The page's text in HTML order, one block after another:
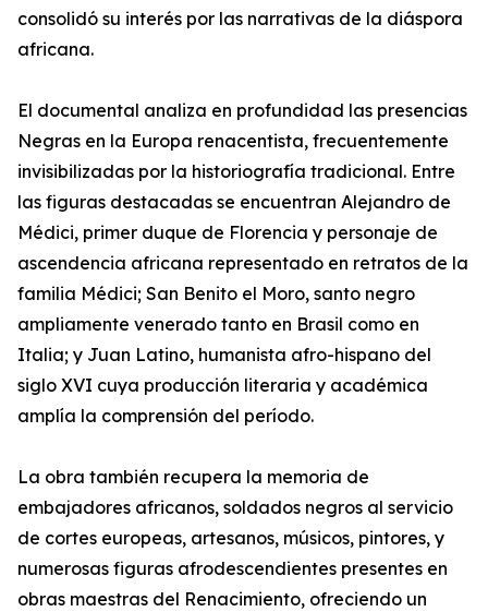
consolidó su interés por las narrativas de la diáspora
africana.
El documental analiza en profundidad las presencias
Negras en la Europa renacentista, frecuentemente
invisibilizadas por la historiografía tradicional. Entre
las figuras destacadas se encuentran Alejandro de
Médici, primer duque de Florencia y personaje de
ascendencia africana representado en retratos de la
familia Médici; San Benito el Moro, santo negro
ampliamente venerado tanto en Brasil como en
Italia; y Juan Latino, humanista afro-hispano del
siglo XVI cuya producción literaria y académica
amplía la comprensión del período.
La obra también recupera la memoria de
embajadores africanos, soldados negros al servicio
de cortes europeas, artesanos, músicos, pintores, y
numerosas figuras afrodescendientes presentes en
obras maestras del Renacimiento, ofreciendo un